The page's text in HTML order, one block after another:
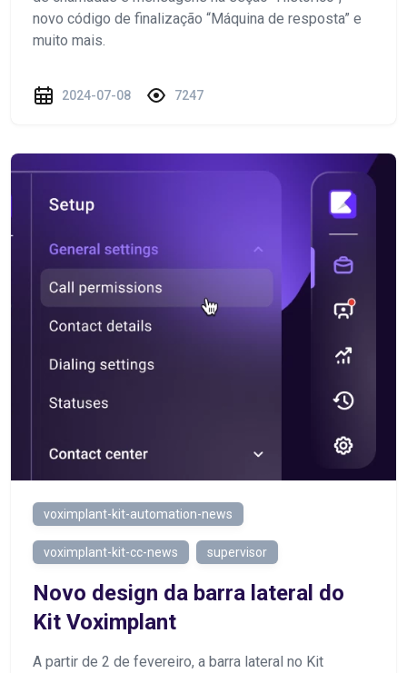
novo código de finalização “Máquina de resposta” e
muito mais.
2024-07-08 7247
voximplant-kit-automation-news
voximplant-kit-cc-news supervisor
Novo design da barra lateral do
Kit Voximplant
A partir de 2 de fevereiro, a barra lateral no Kit